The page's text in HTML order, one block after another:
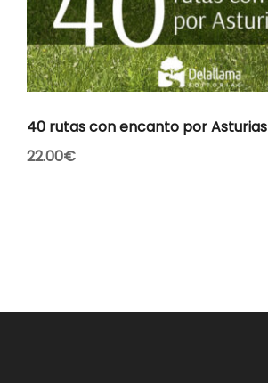
40 rutas con encanto por Asturias
22.00€